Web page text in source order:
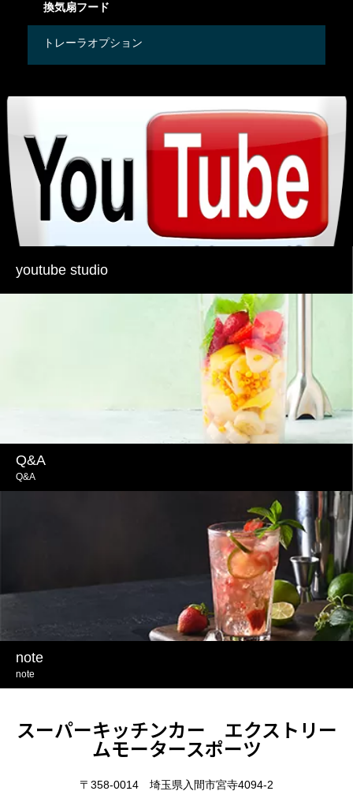
換気扇フード
トレーラオプション
youtube studio
Q&A
Q&A
note
note
スーパーキッチンカー エクストリー
ムモータースポーツ
〒358-0014 埼玉県入間市宮寺4094-2